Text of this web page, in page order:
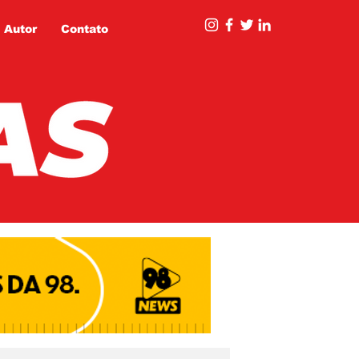
Autor Contato